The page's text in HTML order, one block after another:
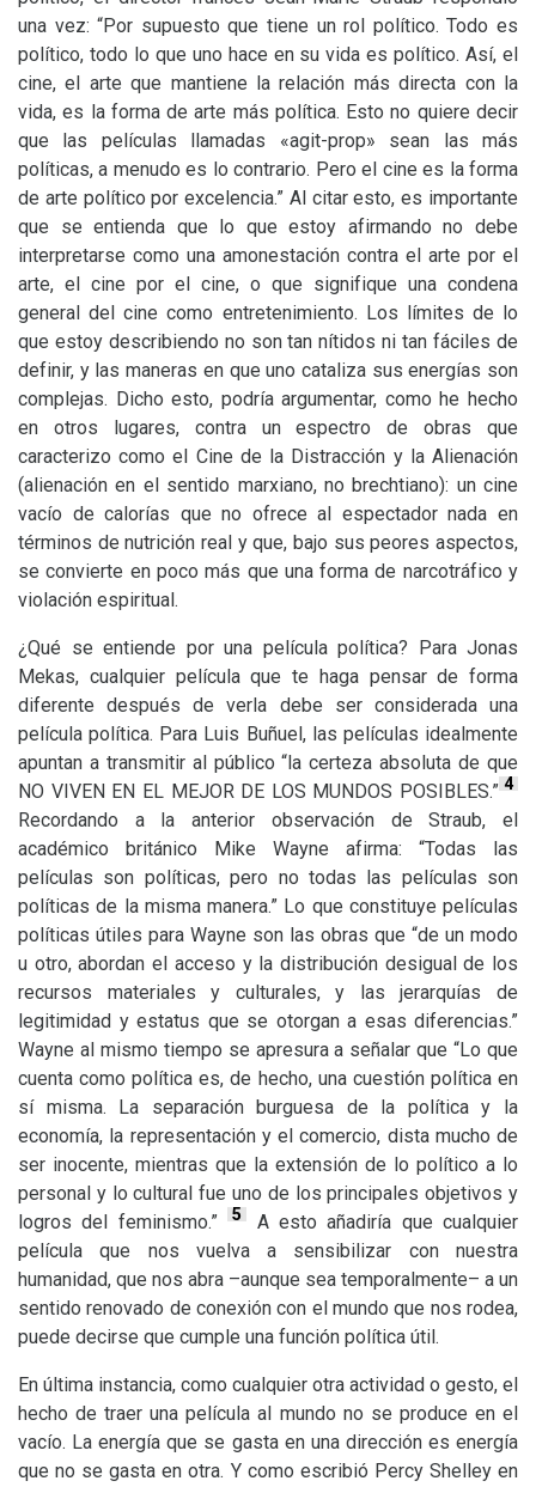
una vez: “Por supuesto que tiene un rol político. Todo es
político, todo lo que uno hace en su vida es político. Así, el
cine, el arte que mantiene la relación más directa con la
vida, es la forma de arte más política. Esto no quiere decir
que las películas llamadas «agit-prop» sean las más
políticas, a menudo es lo contrario. Pero el cine es la forma
de arte político por excelencia.” Al citar esto, es importante
que se entienda que lo que estoy afirmando no debe
interpretarse como una amonestación contra el arte por el
arte, el cine por el cine, o que signifique una condena
general del cine como entretenimiento. Los límites de lo
que estoy describiendo no son tan nítidos ni tan fáciles de
definir, y las maneras en que uno cataliza sus energías son
complejas. Dicho esto, podría argumentar, como he hecho
en otros lugares, contra un espectro de obras que
caracterizo como el Cine de la Distracción y la Alienación
(alienación en el sentido marxiano, no brechtiano): un cine
vacío de calorías que no ofrece al espectador nada en
términos de nutrición real y que, bajo sus peores aspectos,
se convierte en poco más que una forma de narcotráfico y
violación espiritual.
¿Qué se entiende por una película política? Para Jonas
Mekas, cualquier película que te haga pensar de forma
diferente después de verla debe ser considerada una
película política. Para Luis Buñuel, las películas idealmente
apuntan a transmitir al público “la certeza absoluta de que
NO VIVEN EN EL MEJOR DE LOS MUNDOS POSIBLES.” 4
Recordando a la anterior observación de Straub, el
académico británico Mike Wayne afirma: “Todas las
películas son políticas, pero no todas las películas son
políticas de la misma manera.” Lo que constituye películas
políticas útiles para Wayne son las obras que “de un modo
u otro, abordan el acceso y la distribución desigual de los
recursos materiales y culturales, y las jerarquías de
legitimidad y estatus que se otorgan a esas diferencias.”
Wayne al mismo tiempo se apresura a señalar que “Lo que
cuenta como política es, de hecho, una cuestión política en
sí misma. La separación burguesa de la política y la
economía, la representación y el comercio, dista mucho de
ser inocente, mientras que la extensión de lo político a lo
personal y lo cultural fue uno de los principales objetivos y
logros del feminismo.” 5
A esto añadiría que cualquier
película que nos vuelva a sensibilizar con nuestra
humanidad, que nos abra –aunque sea temporalmente– a un
sentido renovado de conexión con el mundo que nos rodea,
puede decirse que cumple una función política útil.
En última instancia, como cualquier otra actividad o gesto, el
hecho de traer una película al mundo no se produce en el
vacío. La energía que se gasta en una dirección es energía
que no se gasta en otra. Y como escribió Percy Shelley en